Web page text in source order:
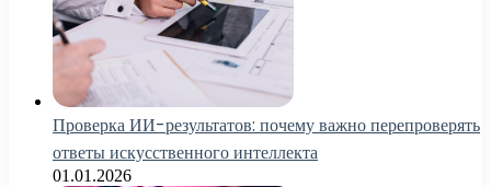
Проверка ИИ-результатов: почему важно перепроверять
ответы искусственного интеллекта
01.01.2026